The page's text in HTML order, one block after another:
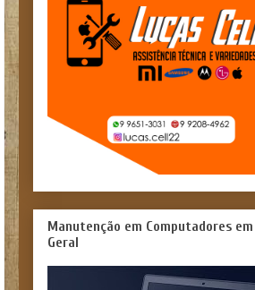
Manutenção em Computadores em
Geral